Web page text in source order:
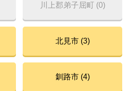
川上郡弟子屈町 (0)
北見市 (3)
釧路市 (4)